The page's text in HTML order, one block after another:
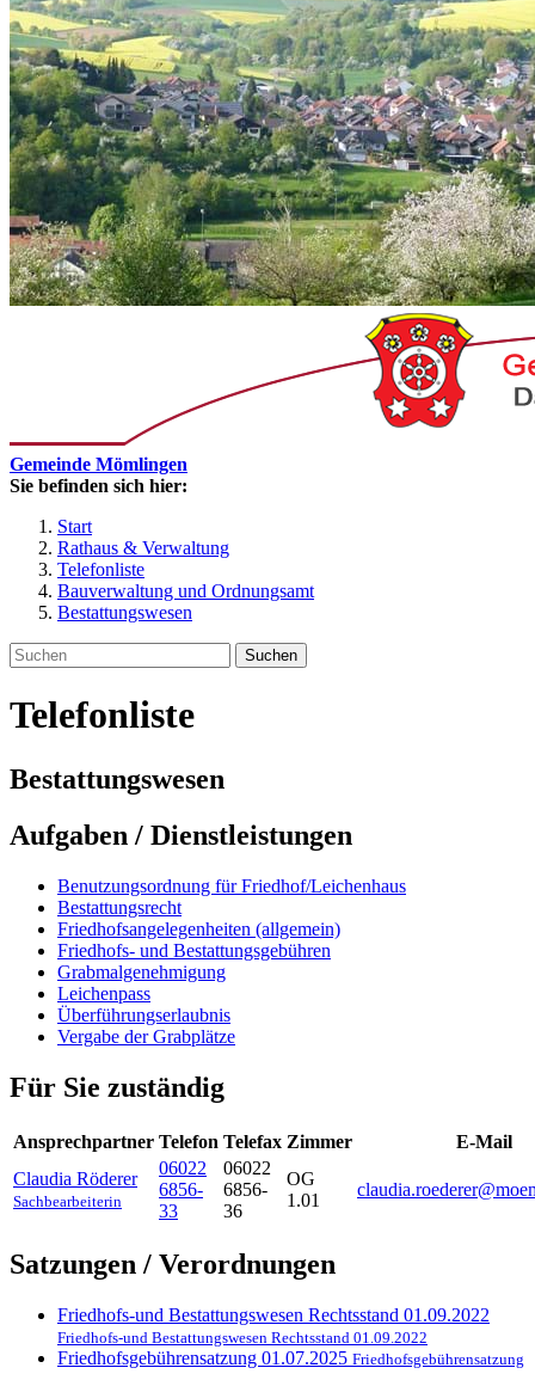
Gemeinde Mömlingen
Sie befinden sich hier:
Start
Rathaus & Verwaltung
Telefonliste
Bauverwaltung und Ordnungsamt
Bestattungswesen
Suchen
Telefonliste
Bestattungswesen
Aufgaben / Dienstleistungen
Benutzungsordnung für Friedhof/Leichenhaus
Bestattungsrecht
Friedhofsangelegenheiten (allgemein)
Friedhofs- und Bestattungsgebühren
Grabmalgenehmigung
Leichenpass
Überführungserlaubnis
Vergabe der Grabplätze
Für Sie zuständig
Ansprechpartner Telefon Telefax Zimmer
E-Mail
Claudia Röderer
Sachbearbeiterin
06022
6856-
33
06022
6856-
36
OG
1.01
Satzungen / Verordnungen
Friedhofs-und Bestattungswesen Rechtsstand 01.09.2022
Friedhofs-und Bestattungswesen Rechtsstand 01.09.2022
Friedhofsgebührensatzung 01.07.2025 Friedhofsgebührensatzung